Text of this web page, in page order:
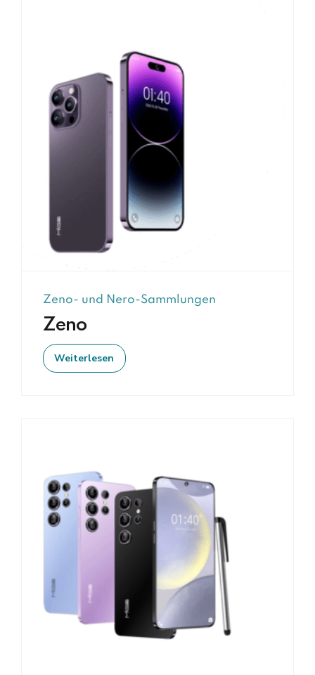
Zeno- und Nero-Sammlungen
Zeno
Weiterlesen